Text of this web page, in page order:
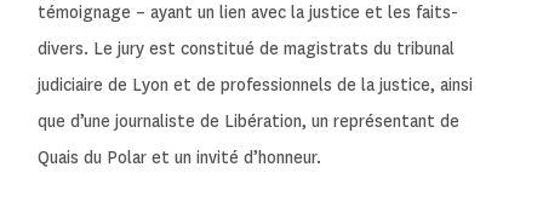
témoignage – ayant un lien avec la justice et les faits-
divers. Le jury est constitué de magistrats du tribunal
judiciaire de Lyon et de professionnels de la justice, ainsi
que d’une journaliste de Libération, un représentant de
Quais du Polar et un invité d’honneur.